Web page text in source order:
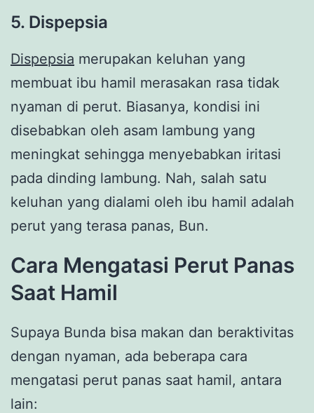
5. Dispepsia
Dispepsia merupakan keluhan yang
membuat ibu hamil merasakan rasa tidak
nyaman di perut. Biasanya, kondisi ini
disebabkan oleh asam lambung yang
meningkat sehingga menyebabkan iritasi
pada dinding lambung. Nah, salah satu
keluhan yang dialami oleh ibu hamil adalah
perut yang terasa panas, Bun.
Cara Mengatasi Perut Panas
Saat Hamil
Supaya Bunda bisa makan dan beraktivitas
dengan nyaman, ada beberapa cara
mengatasi perut panas saat hamil, antara
lain: